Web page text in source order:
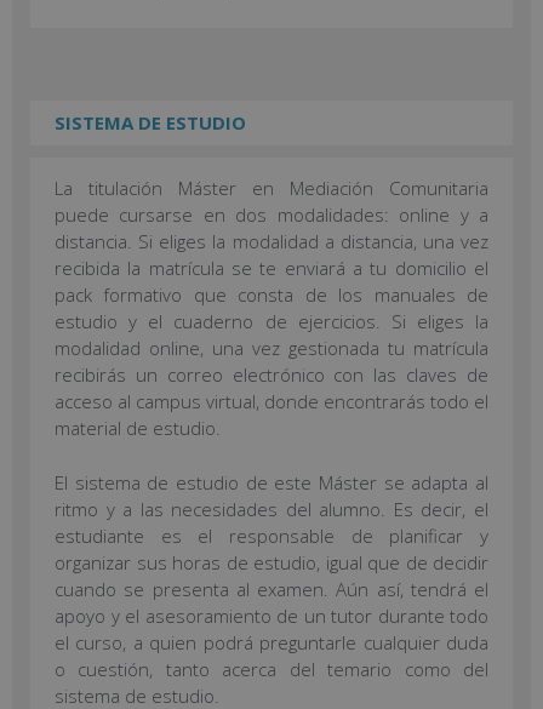
SISTEMA DE ESTUDIO
La titulación Máster en Mediación Comunitaria
puede cursarse en dos modalidades: online y a
distancia. Si eliges la modalidad a distancia, una vez
recibida la matrícula se te enviará a tu domicilio el
pack formativo que consta de los manuales de
estudio y el cuaderno de ejercicios. Si eliges la
modalidad online, una vez gestionada tu matrícula
recibirás un correo electrónico con las claves de
acceso al campus virtual, donde encontrarás todo el
material de estudio.
El sistema de estudio de este Máster se adapta al
ritmo y a las necesidades del alumno. Es decir, el
estudiante es el responsable de planificar y
organizar sus horas de estudio, igual que de decidir
cuando se presenta al examen. Aún así, tendrá el
apoyo y el asesoramiento de un tutor durante todo
el curso, a quien podrá preguntarle cualquier duda
o cuestión, tanto acerca del temario como del
sistema de estudio.